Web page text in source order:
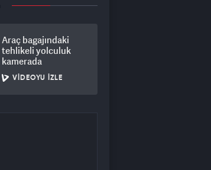
Araç bagajındaki
tehlikeli yolculuk
kamerada
VIDEOYU İZLE